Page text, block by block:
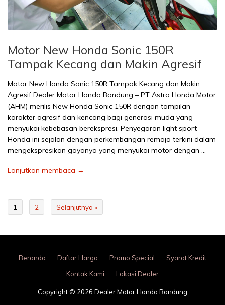
Motor New Honda Sonic 150R
Tampak Kecang dan Makin Agresif
Motor New Honda Sonic 150R Tampak Kecang dan Makin
Agresif Dealer Motor Honda Bandung – PT Astra Honda Motor
(AHM) merilis New Honda Sonic 150R dengan tampilan
karakter agresif dan kencang bagi generasi muda yang
menyukai kebebasan berekspresi. Penyegaran light sport
Honda ini sejalan dengan perkembangan remaja terkini dalam
mengekspresikan gayanya yang menyukai motor dengan …
Lanjutkan membaca →
1 2 Selanjutnya »
Beranda Daftar Harga Promo Special
Syarat Kredit
Kontak Kami
Lokasi Dealer
Copyright © 2026 Dealer Motor Honda Bandung